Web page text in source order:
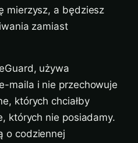
mierzysz, a będziesz
zamiast
używa
maila i nie przechowuje
których chciałby
których nie posiadamy.
o codziennej